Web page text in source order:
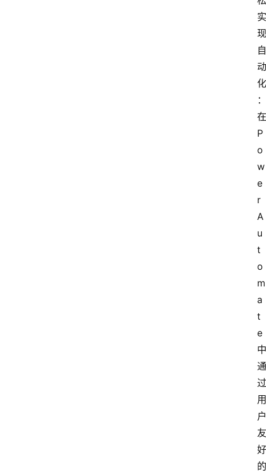
实
现
自
动
化
：
在
P
o
w
e
r
A
u
t
o
m
a
t
e
中
通
过
用
户
友
好
的